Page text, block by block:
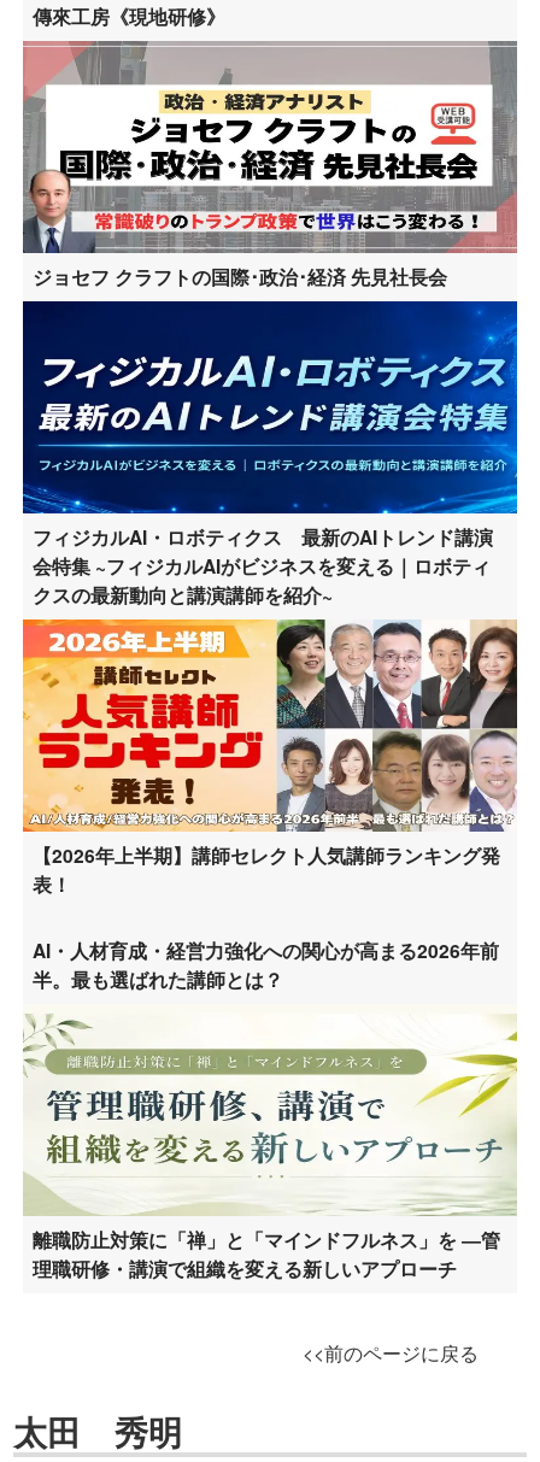
傳來工房《現地研修》
ジョセフ クラフトの国際･政治･経済 先見社長会
フィジカルAI・ロボティクス 最新のAIトレンド講演
会特集 ~フィジカルAIがビジネスを変える｜ロボティ
クスの最新動向と講演講師を紹介~
【2026年上半期】講師セレクト人気講師ランキング発
表！
AI・人材育成・経営力強化への関心が高まる2026年前
半。最も選ばれた講師とは？
離職防止対策に「禅」と「マインドフルネス」を ―管
理職研修・講演で組織を変える新しいアプローチ
<<前のページに戻る
太田 秀明